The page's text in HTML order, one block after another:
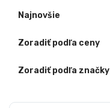
Najnovšie
Zoradiť podľa ceny
Zoradiť podľa značky